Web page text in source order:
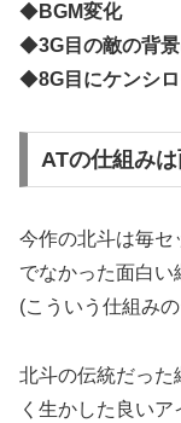
◆BGM変化
◆3G目の敵の背
◆8G目にケンシ
ATの仕組みは
今作の北斗は毎セ
でなかった面白い
(こういう仕組み
北斗の伝統だった
く生かした良いア